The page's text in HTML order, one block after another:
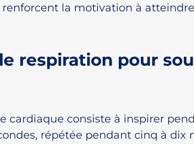
la motivation à atteindre
respiration pour
cardiaque consiste à inspirer
répétée pendant cinq à dix